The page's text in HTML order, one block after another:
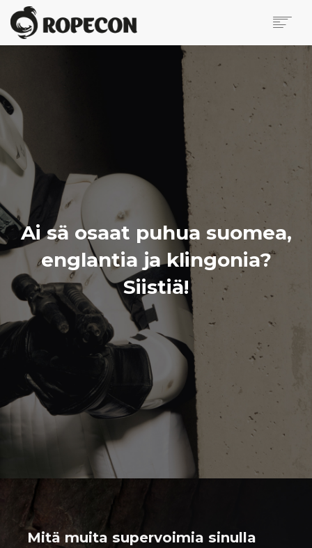
OHJELMA
KILPAILUT JA TURNAUKSET
HAUT
VAPAAEHTOISHAKU
OHJELMAHAKU
ETÄOHJELMANJÄRJESTÄJÄN FAQ
MYYNTIALUE
OTA YHTEYTTÄ
BLOGI
IN ENGLISH
Ai sä osaat puhua suomea,
englantia ja klingonia?
Siistiä!
Mitä muita supervoimia sinulla